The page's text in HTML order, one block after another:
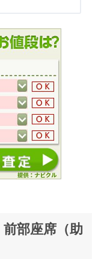
部座席（助